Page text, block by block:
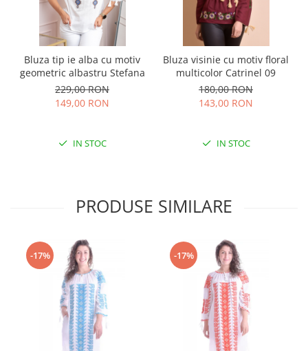
Bluza tip ie alba cu motiv
geometric albastru Stefana
229,00 RON
149,00 RON
IN STOC
Bluza visinie cu motiv floral
multicolor Catrinel 09
180,00 RON
143,00 RON
IN STOC
PRODUSE SIMILARE
-17% -17%